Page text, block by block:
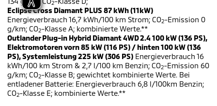
2
Eclipse Cross Diamant PLUS 87 kWh (11kW)
Energieverbrauch 16,7 kWh/100 km Strom; CO2-Emission 0
g/km; CO2-Klasse A; kombinierte Werte.**
Outlander Plug-in Hybrid Diamant 4WD 2.4 100 kW (136 PS),
Elektromotoren vorn 85 kW (116 PS) / hinten 100 kW (136
PS), Systemleistung 225 kW (306 PS) Energieverbrauch 16
kWh/100 km Strom & 2,7 l/100 km Benzin; CO2-Emission 60
g/km; CO2-Klasse B; gewichtet kombinierte Werte. Bei
entladener Batterie: Energieverbrauch 6,8 l/100km Benzin;
CO2-Klasse E; kombinierte Werte.**